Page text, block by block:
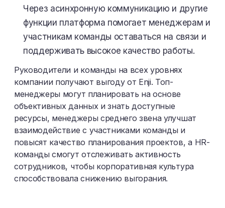
Через асинхронную коммуникацию и другие
функции платформа помогает менеджерам и
участникам команды оставаться на связи и
поддерживать высокое качество работы.
Руководители и команды на всех уровнях
компании получают выгоду от Enji. Топ-
менеджеры могут планировать на основе
объективных данных и знать доступные
ресурсы, менеджеры среднего звена улучшат
взаимодействие с участниками команды и
повысят качество планирования проектов, а HR-
команды смогут отслеживать активность
сотрудников, чтобы корпоративная культура
способствовала снижению выгорания.